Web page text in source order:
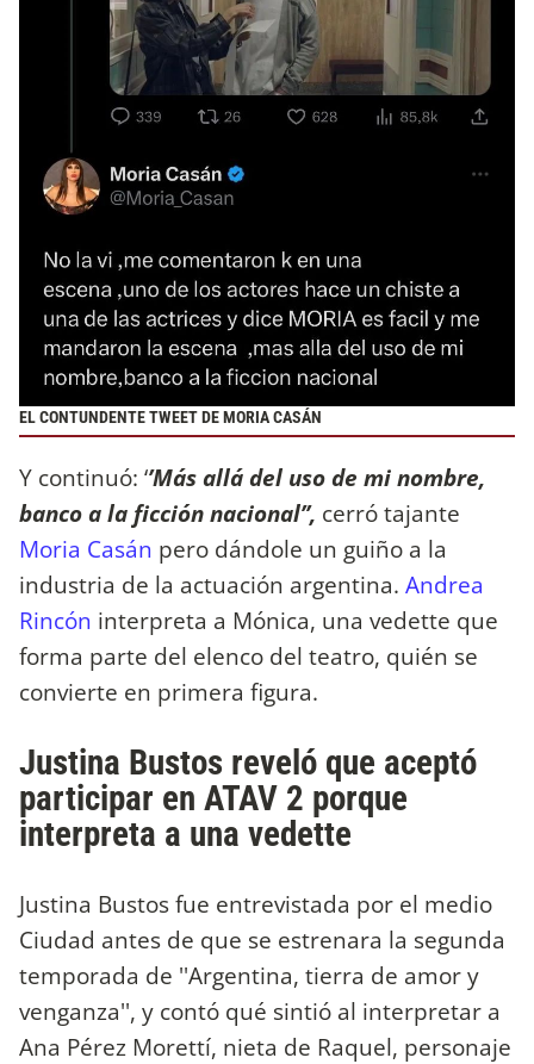
EL CONTUNDENTE TWEET DE MORIA CASÁN
Y continuó: ‘’Más allá del uso de mi nombre,
banco a la ficción nacional’’, cerró tajante
Moria Casán pero dándole un guiño a la
industria de la actuación argentina. Andrea
Rincón interpreta a Mónica, una vedette que
forma parte del elenco del teatro, quién se
convierte en primera figura.
Justina Bustos reveló que aceptó
participar en ATAV 2 porque
interpreta a una vedette
Justina Bustos fue entrevistada por el medio
Ciudad antes de que se estrenara la segunda
temporada de ''Argentina, tierra de amor y
venganza'', y contó qué sintió al interpretar a
Ana Pérez Morettí, nieta de Raquel, personaje